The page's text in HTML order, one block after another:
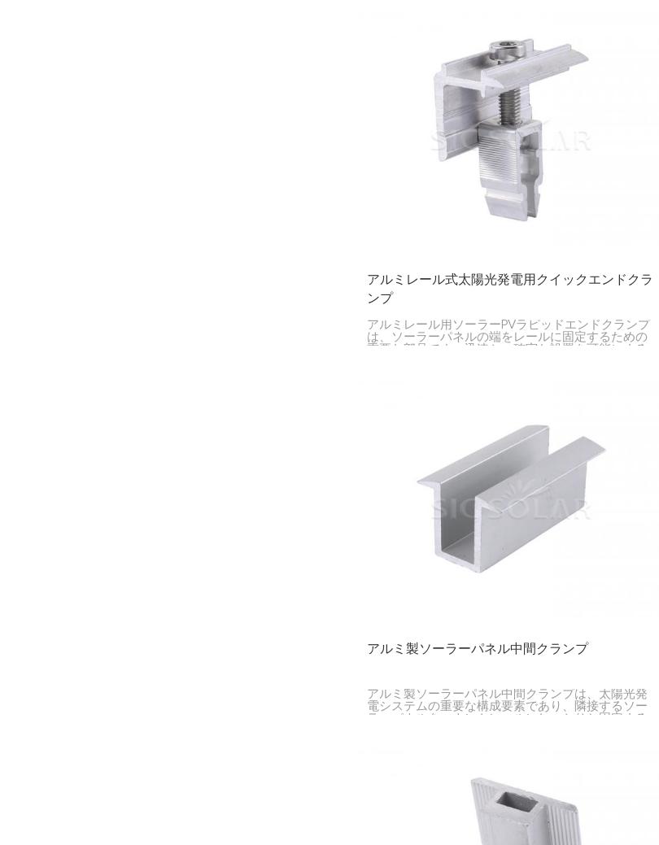
アルミレール式太陽光発電用クイックエンドクラ
ンプ
アルミレール用ソーラーPVラピッドエンドクランプ
は、ソーラーパネルの端をレールに固定するための
アルミ製ソーラーパネル中間クランプ
アルミ製ソーラーパネル中間クランプは、太陽光発
電システムの重要な構成要素であり、隣接するソー